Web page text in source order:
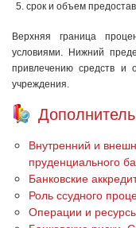
срок и объем
Верхняя граница
условиями. Нижний
привлечению средств и
учреждения.
Внутренний и
пруденциального
Банковские
Роль ссудного
Операции и